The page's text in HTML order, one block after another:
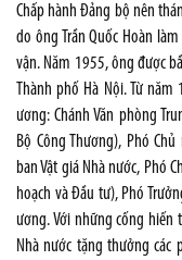
Chấp hành Đảng bộ nên
do ông Trần Quốc Hoàn
vận. Năm 1955, ông được
Thành phố Hà Nội. Từ năm
ương: Chánh Văn phòng
Bộ Công Thương), Phó
ban Vật giá Nhà nước, Phó
hoạch và Đầu tư), Phó
ương. Với những cống hiến
Nhà nước tặng thưởng các